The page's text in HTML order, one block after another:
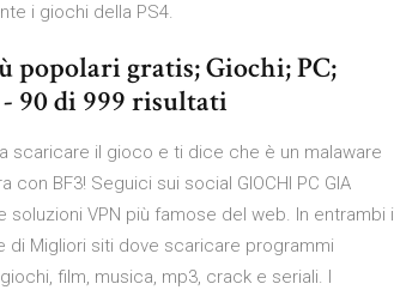
i giochi della PS4.
popolari gratis; Giochi; PC;
- 90 di 999 risultati
a scaricare il gioco e ti dice che è un malaware
BF3! Seguici sui social GIOCHI PC GIA
soluzioni VPN più famose del web. In entrambi i
Migliori siti dove scaricare programmi
film, musica, mp3, crack e seriali. I